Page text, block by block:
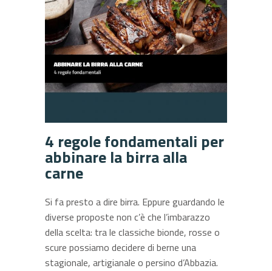
4 regole fondamentali per
abbinare la birra alla
carne
Si fa presto a dire birra. Eppure guardando le
diverse proposte non c’è che l’imbarazzo
della scelta: tra le classiche bionde, rosse o
scure possiamo decidere di berne una
stagionale, artigianale o persino d’Abbazia.